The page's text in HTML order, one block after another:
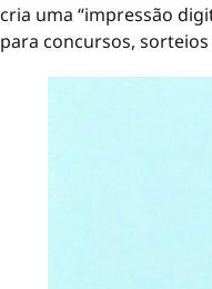
cria uma “impressão
para concursos,